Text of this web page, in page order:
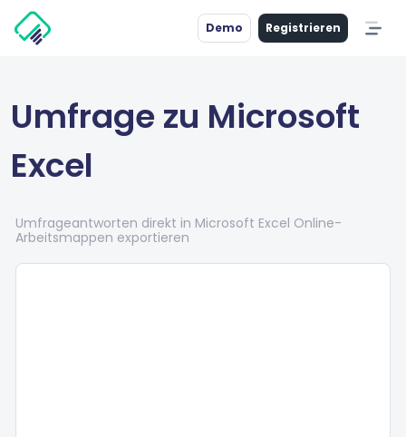
Demo Registrieren
Umfrage zu Microsoft
Excel
Umfrageantworten direkt in Microsoft Excel Online-
Arbeitsmappen exportieren